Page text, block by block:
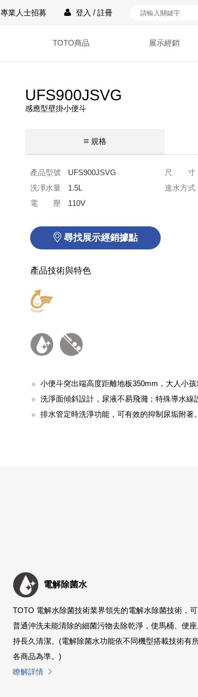
專業人士招募 登入 /註冊
TOTO商品 展示經銷
UFS900JSVG
感應型壁掛小便斗
規格
產品型號 UFS900JSVG 尺 寸
洗凈水量
1.5L 進水方式
電 壓
110V
尋找展示經銷據點
產品技術與特色
小便斗突出端高度距離地板350mm，大人小孩
洗淨面傾斜設計，尿液不易飛濺；特殊導水線
排水管定時洗淨功能，可有效的抑制尿垢附著。
電解除菌水
TOTO 電解水除菌技術業界領先的電解水除菌技術，
普通沖洗未能清除的細菌污物去除乾淨，使馬桶、便
持長久清潔。(電解除菌水功能依不同機型搭載技術有
各商品為準。)
瞭解詳情